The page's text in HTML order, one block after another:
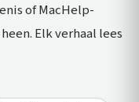
of MacHelp-
Elk verhaal lees